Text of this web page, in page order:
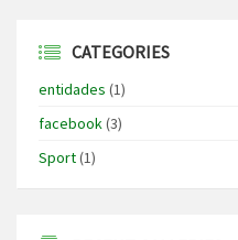
CATEGORIES
entidades (1)
facebook(3)
Sport(1)